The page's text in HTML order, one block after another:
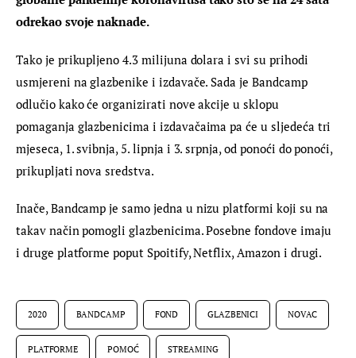
odrekao svoje naknade.
Tako je prikupljeno 4.3 milijuna dolara i svi su prihodi
usmjereni na glazbenike i izdavače. Sada je Bandcamp
odlučio kako će organizirati nove akcije u sklopu
pomaganja glazbenicima i izdavačaima pa će u sljedeća tri
mjeseca, 1. svibnja, 5. lipnja i 3. srpnja, od ponoći do ponoći,
prikupljati nova sredstva.
Inače, Bandcamp je samo jedna u nizu platformi koji su na
takav način pomogli glazbenicima. Posebne fondove imaju
i druge platforme poput Spoitify, Netflix, Amazon i drugi.
2020 BANDCAMP FOND GLAZBENICI NOVAC
PLATFORME POMOĆ STREAMING